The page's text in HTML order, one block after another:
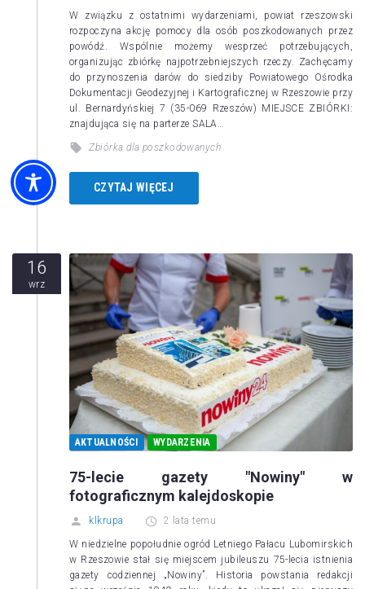
W związku z ostatnimi wydarzeniami, powiat rzeszowski
rozpoczyna akcję pomocy dla osób poszkodowanych przez
powódź. Wspólnie możemy wesprzeć potrzebujących,
organizując zbiórkę najpotrzebniejszych rzeczy. Zachęcamy
do przynoszenia darów do siedziby Powiatowego Ośrodka
Dokumentacji Geodezyjnej i Kartograficznej w Rzeszowie przy
ul. Bernardyńskiej 7 (35-069 Rzeszów) MIEJSCE ZBIÓRKI:
znajdująca się na parterze SALA…
Zbiórka dla poszkodowanych
CZYTAJ WIĘCEJ
16
wrz
AKTUALNOŚCI WYDARZENIA
75-lecie gazety "Nowiny" w
fotograficznym kalejdoskopie
klkrupa 2 lata temu
W niedzielne popołudnie ogród Letniego Pałacu Lubomirskich
w Rzeszowie stał się miejscem jubileuszu 75-lecia istnienia
gazety codziennej „Nowiny”. Historia powstania redakcji